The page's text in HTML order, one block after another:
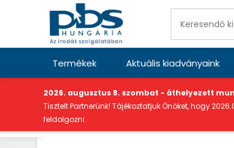
Termékek Aktuális kiadványaink
2026. augusztus 8. szombat - áthelyezett
Tisztelt Partnerünk! Tájékoztatjuk Önöket, hogy
feldolgozni.